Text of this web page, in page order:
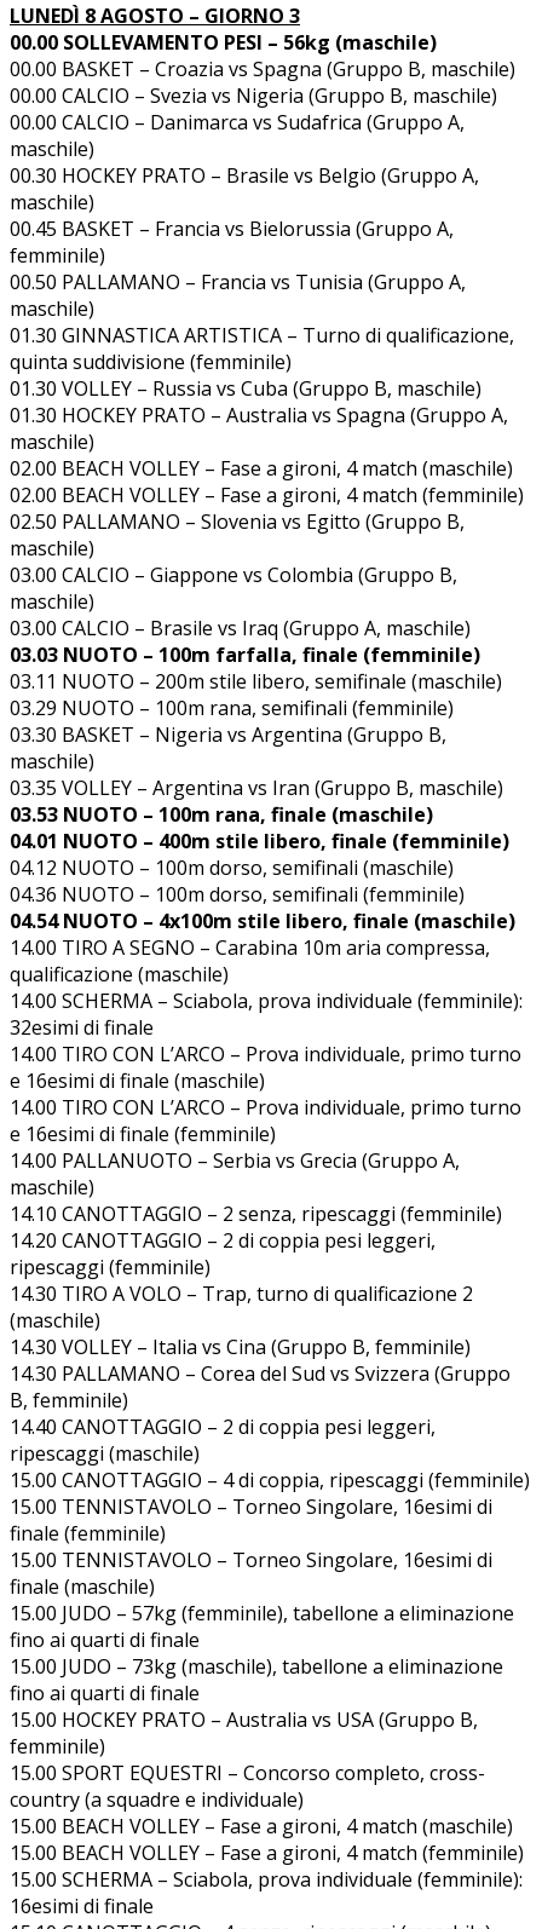
LUNEDÌ 8 AGOSTO – GIORNO 3
00.00 SOLLEVAMENTO PESI – 56kg (maschile)
00.00 BASKET – Croazia vs Spagna (Gruppo B, maschile)
00.00 CALCIO – Svezia vs Nigeria (Gruppo B, maschile)
00.00 CALCIO – Danimarca vs Sudafrica (Gruppo A,
maschile)
00.30 HOCKEY PRATO – Brasile vs Belgio (Gruppo A,
maschile)
00.45 BASKET – Francia vs Bielorussia (Gruppo A,
femminile)
00.50 PALLAMANO – Francia vs Tunisia (Gruppo A,
maschile)
01.30 GINNASTICA ARTISTICA – Turno di qualificazione,
quinta suddivisione (femminile)
01.30 VOLLEY – Russia vs Cuba (Gruppo B, maschile)
01.30 HOCKEY PRATO – Australia vs Spagna (Gruppo A,
maschile)
02.00 BEACH VOLLEY – Fase a gironi, 4 match (maschile)
02.00 BEACH VOLLEY – Fase a gironi, 4 match (femminile)
02.50 PALLAMANO – Slovenia vs Egitto (Gruppo B,
maschile)
03.00 CALCIO – Giappone vs Colombia (Gruppo B,
maschile)
03.00 CALCIO – Brasile vs Iraq (Gruppo A, maschile)
03.03 NUOTO – 100m farfalla, finale (femminile)
03.11 NUOTO – 200m stile libero, semifinale (maschile)
03.29 NUOTO – 100m rana, semifinali (femminile)
03.30 BASKET – Nigeria vs Argentina (Gruppo B,
maschile)
03.35 VOLLEY – Argentina vs Iran (Gruppo B, maschile)
03.53 NUOTO – 100m rana, finale (maschile)
04.01 NUOTO – 400m stile libero, finale (femminile)
04.12 NUOTO – 100m dorso, semifinali (maschile)
04.36 NUOTO – 100m dorso, semifinali (femminile)
04.54 NUOTO – 4x100m stile libero, finale (maschile)
14.00 TIRO A SEGNO – Carabina 10m aria compressa,
qualificazione (maschile)
14.00 SCHERMA – Sciabola, prova individuale (femminile):
32esimi di finale
14.00 TIRO CON L’ARCO – Prova individuale, primo turno
e 16esimi di finale (maschile)
14.00 TIRO CON L’ARCO – Prova individuale, primo turno
e 16esimi di finale (femminile)
14.00 PALLANUOTO – Serbia vs Grecia (Gruppo A,
maschile)
14.10 CANOTTAGGIO – 2 senza, ripescaggi (femminile)
14.20 CANOTTAGGIO – 2 di coppia pesi leggeri,
ripescaggi (femminile)
14.30 TIRO A VOLO – Trap, turno di qualificazione 2
(maschile)
14.30 VOLLEY – Italia vs Cina (Gruppo B, femminile)
14.30 PALLAMANO – Corea del Sud vs Svizzera (Gruppo
B, femminile)
14.40 CANOTTAGGIO – 2 di coppia pesi leggeri,
ripescaggi (maschile)
15.00 CANOTTAGGIO – 4 di coppia, ripescaggi (femminile)
15.00 TENNISTAVOLO – Torneo Singolare, 16esimi di
finale (femminile)
15.00 TENNISTAVOLO – Torneo Singolare, 16esimi di
finale (maschile)
15.00 JUDO – 57kg (femminile), tabellone a eliminazione
fino ai quarti di finale
15.00 JUDO – 73kg (maschile), tabellone a eliminazione
fino ai quarti di finale
15.00 HOCKEY PRATO – Australia vs USA (Gruppo B,
femminile)
15.00 SPORT EQUESTRI – Concorso completo, cross-
country (a squadre e individuale)
15.00 BEACH VOLLEY – Fase a gironi, 4 match (maschile)
15.00 BEACH VOLLEY – Fase a gironi, 4 match (femminile)
15.00 SCHERMA – Sciabola, prova individuale (femminile):
16esimi di finale